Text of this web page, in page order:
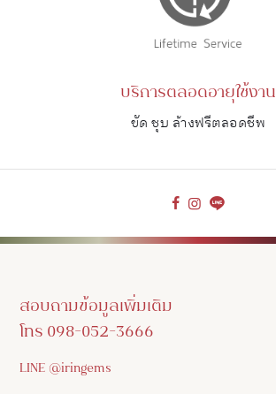
บริการตลอดอายุใช้งาน
ขัด ชุบ ล้างฟรีตลอดชีพ
สอบถามข้อมูลเพิ่มเติม
โทร 098-052-3666
LINE @iringems